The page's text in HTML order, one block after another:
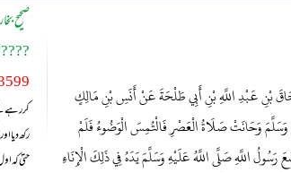
بْنِ عَبْدِ اللَّهِ بْنِ أَبِي طَلْحَةَ عَنْ أَنَسِ بْنِ مَالِكٍ
وَسَلَّمَ وَحَانَتْ صَلَاةُ الْعَصْرِ فَالْتُمِسَ الْوَضُوءُ فَلَمْ
اللَّهِ صَلَّى اللَّهُ عَلَيْهِ وَسَلَّمَ يَدَهُ فِي ذَلِكَ الْإِنَاءِ
صحیح
کررہے
رکھ دیا
حتیٰ کہ